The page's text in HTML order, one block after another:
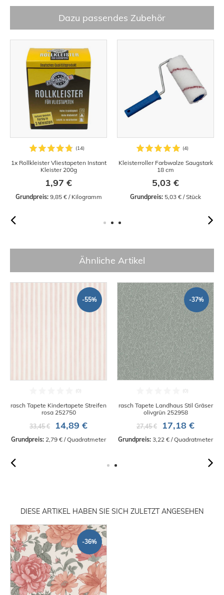
Dazu passendes Zubehör
1x Rollkleister Vliestapeten Instant
Kleister 200g
1,97 €
Grundpreis: 9,85 € / Kilogramm
Kleisterroller Farbwalze Saugstark
18 cm
5,03 €
Grundpreis: 5,03 € / Stück
Ähnliche Artikel
-55%
rasch Tapete Kindertapete Streifen
rosa 252750
33,45 €
14,89 €
Grundpreis: 2,79 € / Quadratmeter
-37%
rasch Tapete Landhaus Stil Gräser
olivgrün 252958
27,45 €
17,18 €
Grundpreis: 3,22 € / Quadratmeter
DIESE ARTIKEL HABEN SIE SICH ZULETZT ANGESEHEN
-36%